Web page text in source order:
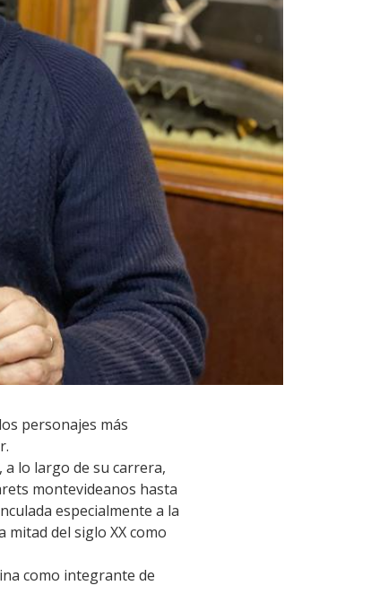
personajes más
lo largo de su carrera,
montevideanos hasta
especialmente a la
mitad del siglo XX como
como integrante de